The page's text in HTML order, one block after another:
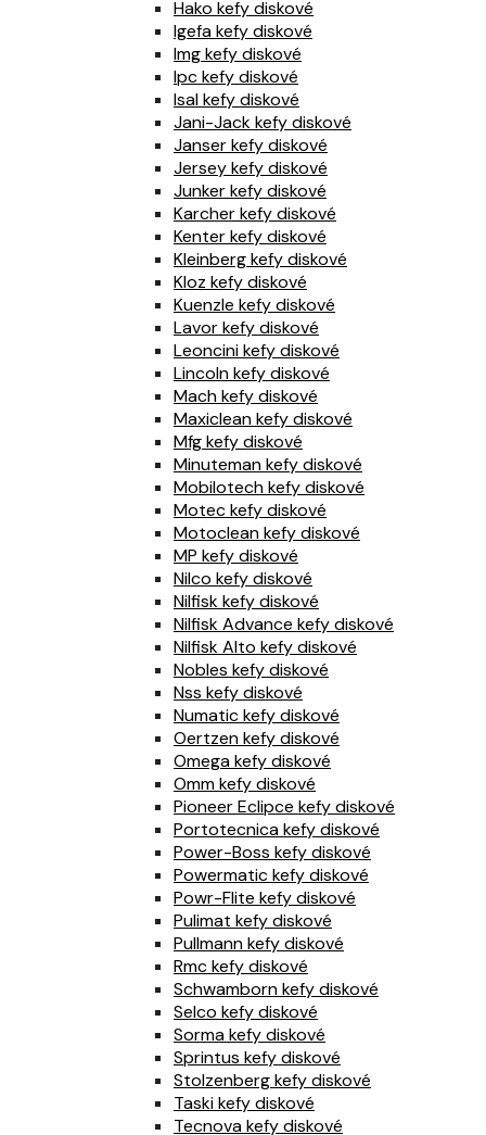
Hako kefy diskové
Igefa kefy diskové
Img kefy diskové
Ipc kefy diskové
Isal kefy diskové
Jani-Jack kefy diskové
Janser kefy diskové
Jersey kefy diskové
Junker kefy diskové
Karcher kefy diskové
Kenter kefy diskové
Kleinberg kefy diskové
Kloz kefy diskové
Kuenzle kefy diskové
Lavor kefy diskové
Leoncini kefy diskové
Lincoln kefy diskové
Mach kefy diskové
Maxiclean kefy diskové
Mfg kefy diskové
Minuteman kefy diskové
Mobilotech kefy diskové
Motec kefy diskové
Motoclean kefy diskové
MP kefy diskové
Nilco kefy diskové
Nilfisk kefy diskové
Nilfisk Advance kefy diskové
Nilfisk Alto kefy diskové
Nobles kefy diskové
Nss kefy diskové
Numatic kefy diskové
Oertzen kefy diskové
Omega kefy diskové
Omm kefy diskové
Pioneer Eclipce kefy diskové
Portotecnica kefy diskové
Power-Boss kefy diskové
Powermatic kefy diskové
Powr-Flite kefy diskové
Pulimat kefy diskové
Pullmann kefy diskové
Rmc kefy diskové
Schwamborn kefy diskové
Selco kefy diskové
Sorma kefy diskové
Sprintus kefy diskové
Stolzenberg kefy diskové
Taski kefy diskové
Tecnova kefy diskové